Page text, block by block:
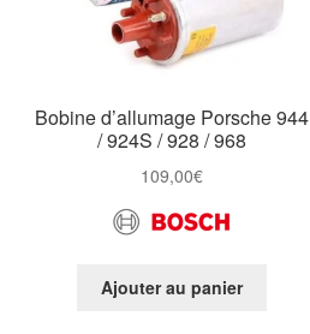
Bobine d’allumage Porsche 944
/ 924S / 928 / 968
109,00€
Ajouter au panier